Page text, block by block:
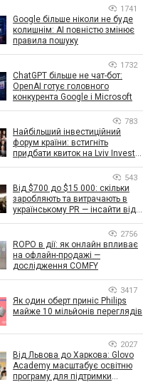
впливає на ефективність
кампаній
1741
Google більше ніколи не буде
колишнім: AI повністю змінює
правила пошуку
1732
ChatGPT більше не чат-бот:
OpenAI готує головного
конкурента Google і Microsoft
783
Найбільший інвестиційний
форум країни: встигніть
придбати квиток на Lviv Invest
543
Від $700 до $15 000: скільки
заробляють та витрачають в
українському PR — інсайти від
2756
ROPO в дії: як онлайн впливає
на офлайн-продажі —
дослідження COMFY
3417
Як один оберт приніс Philips
майже 10 мільйонів переглядів
2027
Від Львова до Харкова: Glovo
Academy масштабує освітню
програму для підтримки